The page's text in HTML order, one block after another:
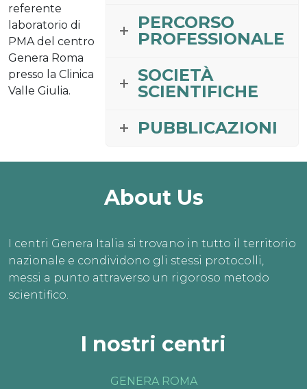
referente
laboratorio di
PMA del centro
Genera Roma
presso la Clinica
Valle Giulia.
PERCORSO
PROFESSIONALE
SOCIETÀ
SCIENTIFICHE
PUBBLICAZIONI
About Us
I centri Genera Italia si trovano in tutto il territorio
nazionale e condividono gli stessi protocolli,
messi a punto attraverso un rigoroso metodo
scientifico.
I nostri centri
GENERA ROMA